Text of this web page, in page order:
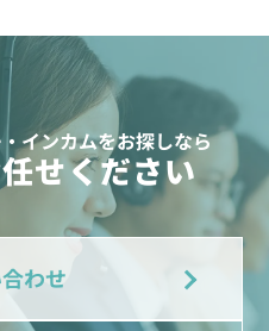
インカムをお探しなら
せください
わせ